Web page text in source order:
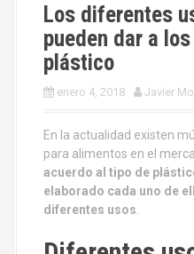
Los diferentes
pueden dar a
plástico
enero 4, 2018 Javier
En la actualidad existen
para alimentos en el
acuerdo al tipo de
elaborado cada uno de
diferentes usos